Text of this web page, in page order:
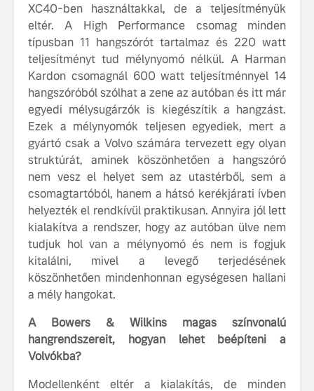
XC40-ben használtakkal, de a teljesítményük
eltér. A High Performance csomag minden
típusban 11 hangszórót tartalmaz és 220 watt
teljesítményt tud mélynyomó nélkül. A Harman
Kardon csomagnál 600 watt teljesítménnyel 14
hangszóróból szólhat a zene az autóban és itt már
egyedi mélysugárzók is kiegészítik a hangzást.
Ezek a mélynyomók teljesen egyediek, mert a
gyártó csak a Volvo számára tervezett egy olyan
struktúrát, aminek köszönhetően a hangszóró
nem vesz el helyet sem az utastérből, sem a
csomagtartóból, hanem a hátsó kerékjárati ívben
helyezték el rendkívül praktikusan. Annyira jól lett
kialakítva a rendszer, hogy az autóban ülve nem
tudjuk hol van a mélynyomó és nem is fogjuk
kitalálni, mivel a levegő terjedésének
köszönhetően mindenhonnan egységesen hallani
a mély hangokat.
A Bowers & Wilkins magas színvonalú
hangrendszereit, hogyan lehet beépíteni a
Volvókba?
Modellenként eltér a kialakítás, de minden